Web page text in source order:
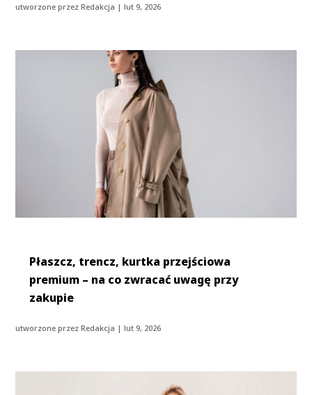
utworzone przezRedakcja |lut 9, 2026
Płaszcz, trencz, kurtka przejściowa
premium – na co zwracać uwagę przy
zakupie
utworzone przezRedakcja |lut 9, 2026